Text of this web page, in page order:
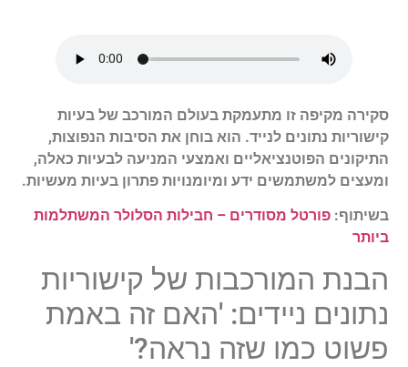
סקירה מקיפה זו מתעמקת בעולם המורכב של בעיות
קישוריות נתונים לנייד. הוא בוחן את הסיבות הנפוצות,
התיקונים הפוטנציאליים ואמצעי המניעה לבעיות כאלה,
ומעצים למשתמשים ידע ומיומנויות פתרון בעיות מעשיות.
בשיתוף: פורטל מסודרים – חבילות הסלולר המשתלמות
ביותר
הבנת המורכבות של קישוריות
נתונים ניידים: 'האם זה באמת
פשוט כמו שזה נראה?'